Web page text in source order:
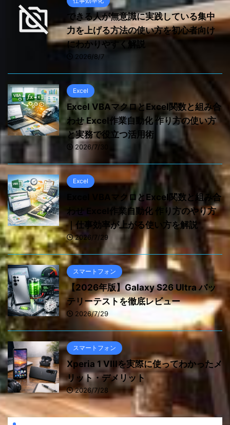
できる人が無意識に実践している集中
力を上げる方法の使い方を初心者向け
にわかりやすく解説
2026/8/7
Excel
Excel VBAマクロとExcel関数と組み合
わせ Excel作業自動化 作り方の使い方
と実務で役立つ活用術
2026/7/30
Excel
Excel VBAマクロとExcel関数と組み合
わせ Excel作業自動化 作り方のやり方
｜仕事効率が上がる使い方を解説
2026/7/29
スマートフォン
【2026年版】Galaxy S26 Ultra バッ
テリーテストを徹底レビュー
2026/7/29
スマートフォン
Xperia 1 VIIIを実際に使ってわかったメ
リット・デメリット
2026/7/28